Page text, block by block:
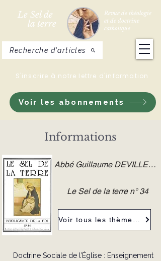
Le Sel de
la terre
Revue de théologie
et de doctrine
catholique
Voir les abonnements
S'inscrire à notre lettre d'information
Recherche d'articles
Informations
Abbé Guillaume DEVILLERS FSSPX
Le Sel de la terre n° 34
Doctrine Sociale de l’Église : Enseignement